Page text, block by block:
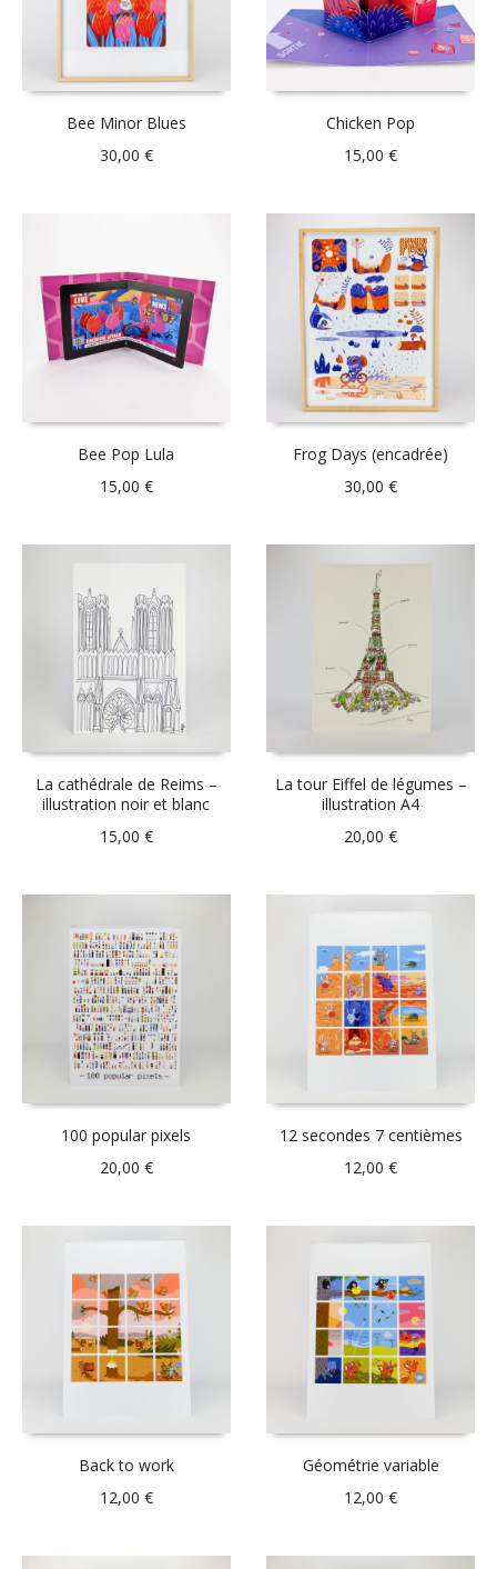
Bee Minor Blues
30,00 €
Chicken Pop
15,00€
Bee Pop Lula
15,00 €
Frog Days (encadrée)
30,00€
La cathédrale de Reims –
illustration noir et blanc
15,00 €
La tour Eiffel de légumes –
illustration A4
20,00€
100 popular pixels
20,00 €
12 secondes 7 centièmes
12,00€
Back to work
12,00 €
Géométrie variable
12,00€